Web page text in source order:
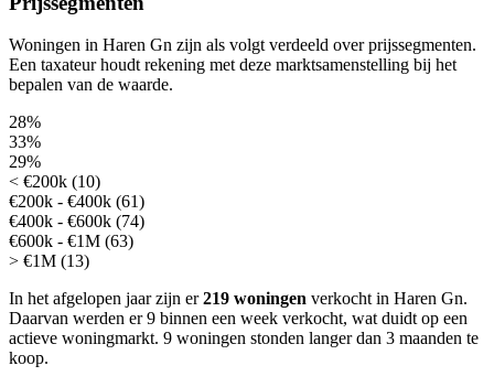
Woningen in Haren Gn zijn als volgt verdeeld over prijssegmenten.
Een taxateur houdt rekening met deze marktsamenstelling bij het
bepalen van de waarde.
28%
33%
29%
< €200k (10)
€200k - €400k (61)
€400k - €600k (74)
€600k - €1M (63)
> €1M (13)
In het afgelopen jaar zijn er219 woningen verkocht in Haren Gn.
Daarvan werden er 9 binnen een week verkocht, wat duidt op een
actieve woningmarkt. 9 woningen stonden langer dan 3 maanden te
koop.